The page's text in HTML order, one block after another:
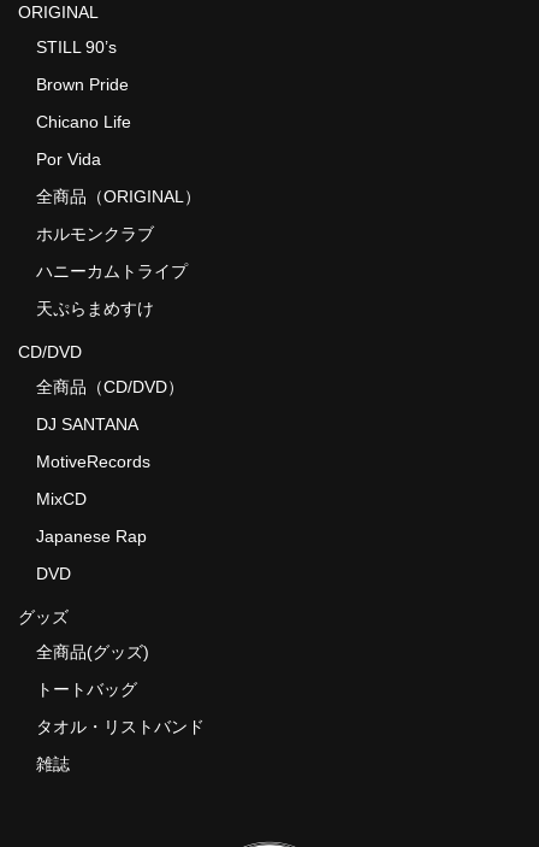
ORIGINAL
STILL 90’s
Brown Pride
Chicano Life
Por Vida
全商品（ORIGINAL）
ホルモンクラブ
ハニーカムトライプ
天ぷらまめすけ
CD/DVD
全商品（CD/DVD）
DJ SANTANA
MotiveRecords
MixCD
Japanese Rap
DVD
グッズ
全商品(グッズ)
トートバッグ
タオル・リストバンド
雑誌